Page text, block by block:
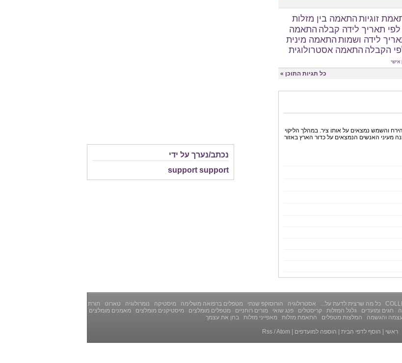
זוגיות התאמה בין מזלות
תאריך לידה קבלה התאמה
לידה ושמות התאמה מינית
הקבלה התאמה אסטרולוגית
אישי
כל תגיות התוכן »
והשמש נמצאים על אותו ציר. במהלך הליקוי
מעיני האנשים הנמצאים על כדור הארץ באזור
נכתב/נערך על ידי
support support
כל מה שרצית לדעת על... אסטרולוגיה הורוסוקפ שנתי מטפלים ברפואה משלימה מיסטיקה נומרולוגיה טארוט
תורת
חגים ומועדים גלגל המזלות קריסטלים פנג שואי מורים רוחניים מטפלים מומלצים מיסטיקנים מומלצים
מאמנים מומלצים
והגשמה
המלצות מטפלים התאמת מזלות מאפייני מזלות בחן את עצמך
ראשי הוסף לדפי הבית הוספה למועדפים Rss/Atom